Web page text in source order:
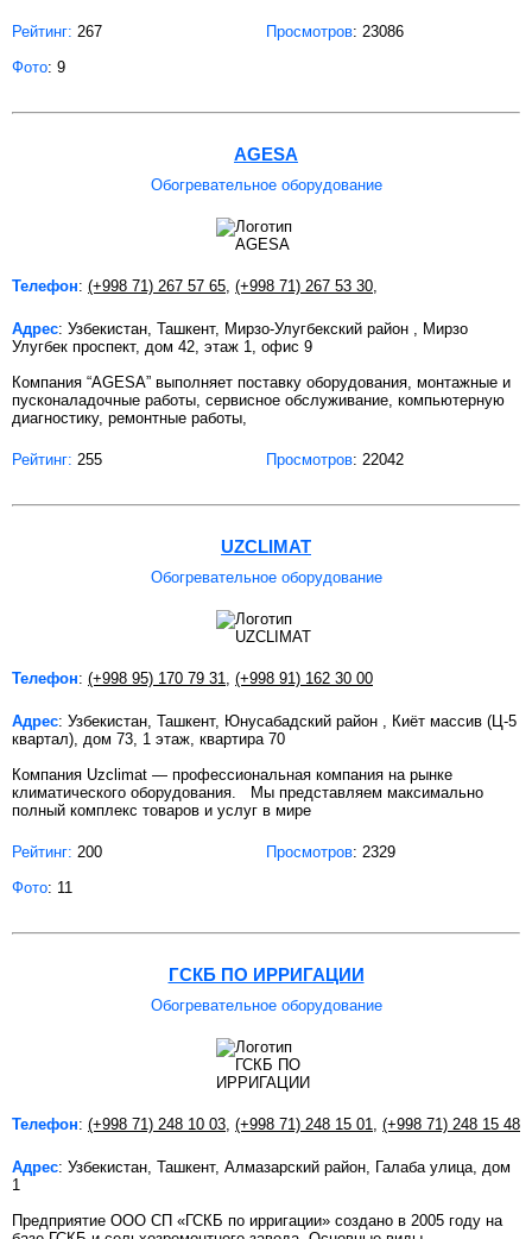
Рейтинг: 267 Просмотров: 23086
Фото: 9
AGESA
Обогревательное оборудование
Телефон: (+998 71) 267 57 65 (+998 71) 267 53 30
Адрес: Узбекистан, Ташкент, Мирзо-Улугбекский район , Мирзо
Улугбек проспект, дом 42, этаж 1, офис 9
Компания “AGESA” выполняет поставку оборудования, монтажные и
пусконаладочные работы, сервисное обслуживание, компьютерную
диагностику, ремонтные работы,
Рейтинг: 255 Просмотров: 22042
UZCLIMAT
Обогревательное оборудование
Телефон: (+998 95) 170 79 31 (+998 91) 162 30 00
Адрес: Узбекистан, Ташкент, Юнусабадский район , Киёт массив (Ц-5
квартал), дом 73, 1 этаж, квартира 70
Компания Uzclimat — профессиональная компания на рынке
климатического оборудования. Мы представляем максимально
полный комплекс товаров и услуг в мире
Рейтинг: 200 Просмотров: 2329
Фото: 11
ГСКБ ПО ИРРИГАЦИИ
Обогревательное оборудование
Телефон: (+998 71) 248 10 03 (+998 71) 248 15 01 (+998 71) 248 15 48
Адрес: Узбекистан, Ташкент, Алмазарский район, Галаба улица, дом
1
Предприятие ООО СП «ГСКБ по ирригации» создано в 2005 году на